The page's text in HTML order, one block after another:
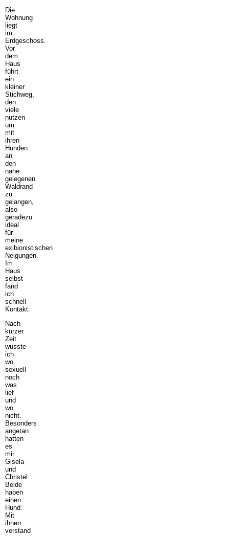
Die
Wohnung
liegt
im
Erdgeschoss.
Vor
dem
Haus
führt
ein
kleiner
Stichweg,
den
viele
nutzen
um
mit
ihren
Hunden
an
den
nahe
gelegenen
Waldrand
zu
gelangen,
also
geradezu
ideal
für
meine
exibionistischen
Neigungen.
Im
Haus
selbst
fand
ich
schnell
Kontakt.
Nach
kurzer
Zeit
wusste
ich
wo
sexuell
noch
was
lief
und
wo
nicht.
Besonders
angetan
hatten
es
mir
Gisela
und
Christel.
Beide
haben
einen
Hund.
Mit
ihnen
verstand